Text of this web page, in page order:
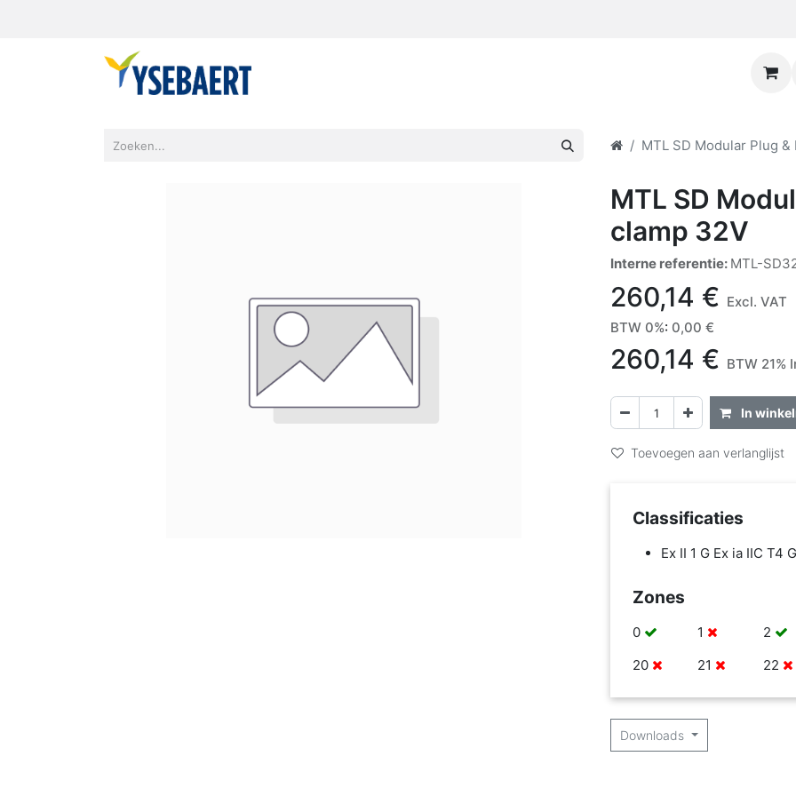
MTL SD Modular Plug
MTL SD
clamp 32V
Interne referentie: MTL-
260,14 € Excl. VAT
BTW 0%: 0,00 €
260,14 € BTW 21%
In
Toevoegen aan verlanglijst
Classificaties
Ex II 1 G Ex ia IIC T4
Zones
0 1
2
20
21 22
Downloads